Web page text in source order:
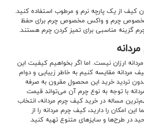
کیف از یک پارچه نرم و مرطوب استفاده کنید.
مخصوص چرم و واکس مخصوص چرم برای حفظ
گزینه مناسبی برای تمیز کردن چرم هستند.
ارزان نیست. اما اگر بخواهیم کیفیت این
مردانه مقایسه کنیم به خاطر زیبایی و دوام
تردید خرید این محصول مقرون به صرفه
با توجه به نوع چرم آن می‌تواند قیمت
مساله در خرید کیف چرم مردانه، انتخاب
امکان را دارید، کیف چرم مردانه را از
در طرح‌ها و سایزهای متنوع تهیه کنید.